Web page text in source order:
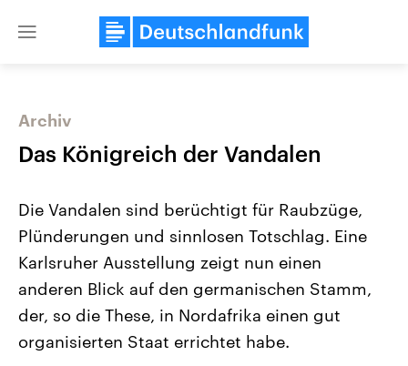
Close
Landtagswahl Sachsen-Anhalt
Alle Informationen
USA
Aktuelle Beiträge,
Hintergründe
Archiv
Das Königreich der Vandalen
Die Vandalen sind berüchtigt für Raubzüge,
Plünderungen und sinnlosen Totschlag. Eine
Karlsruher Ausstellung zeigt nun einen
anderen Blick auf den germanischen Stamm,
der, so die These, in Nordafrika einen gut
organisierten Staat errichtet habe.